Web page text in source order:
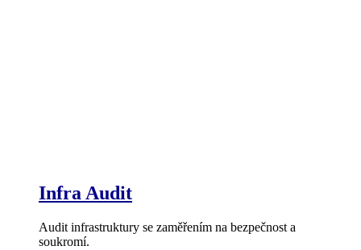
Infra Audit
Audit infrastruktury se zaměřením na bezpečnost a
soukromí.